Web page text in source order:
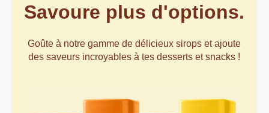
Savoure plus d'options.
Goûte à notre gamme de délicieux sirops et ajoute
des saveurs incroyables à tes desserts et snacks !